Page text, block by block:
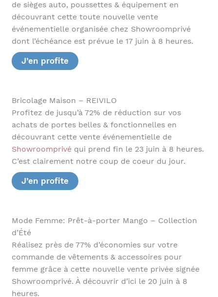
de sièges auto, poussettes & équipement en
découvrant cette toute nouvelle vente
événementielle organisée chez Showroomprivé
dont l’échéance est prévue le 17 juin à 8 heures.
J’en profite
Bricolage Maison – REIVILO
Profitez de jusqu’à 72% de réduction sur vos
achats de portes belles & fonctionnelles en
découvrant cette vente événementielle de
Showroomprivéqui prend fin le 23 juin à 8 heures.
C’est clairement notre coup de coeur du jour.
J’en profite
Mode Femme: Prêt-à-porter Mango – Collection
d’Été
Réalisez près de 77% d’économies sur votre
commande de vêtements & accessoires pour
femme grâce à cette nouvelle vente privée signée
Showroomprivé. À découvrir d’ici le 20 juin à 8
heures.